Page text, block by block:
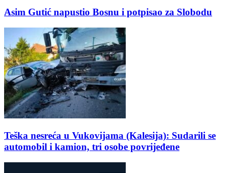
Asim Gutić napustio Bosnu i potpisao za Slobodu
Teška nesreća u Vukovijama (Kalesija): Sudarili se
automobil i kamion, tri osobe povrijeđene